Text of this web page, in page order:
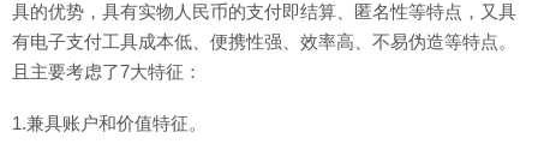
具的优势，具有实物人民币的支付即结算、匿名性等特点，又具
有电子支付工具成本低、便携性强、效率高、不易伪造等特点。
且主要考虑了7大特征：
1.兼具账户和价值特征。